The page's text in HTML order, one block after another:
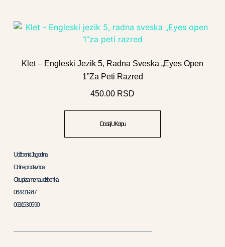
Klet – Engleski Jezik 5, Radna Sveska „Eyes Open
1”za Peti Razred
450.00 RSD
Dodaj U Korpu
Udžbenici Jagodina
Online prodavnica
Otkup i zamena udzbenika
062/231-347
063/153-05-90